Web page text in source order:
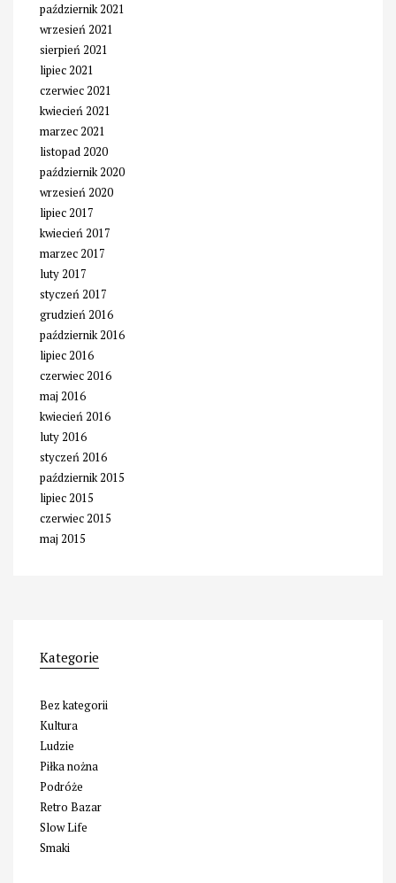
październik 2021
wrzesień 2021
sierpień 2021
lipiec 2021
czerwiec 2021
kwiecień 2021
marzec 2021
listopad 2020
październik 2020
wrzesień 2020
lipiec 2017
kwiecień 2017
marzec 2017
luty 2017
styczeń 2017
grudzień 2016
październik 2016
lipiec 2016
czerwiec 2016
maj 2016
kwiecień 2016
luty 2016
styczeń 2016
październik 2015
lipiec 2015
czerwiec 2015
maj 2015
Kategorie
Bez kategorii
Kultura
Ludzie
Piłka nożna
Podróże
Retro Bazar
Slow Life
Smaki